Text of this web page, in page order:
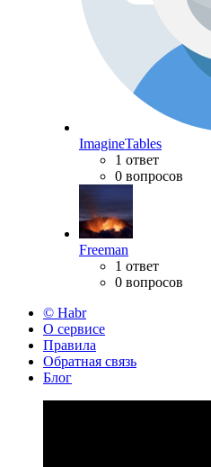
ImagineTables
1 ответ
0 вопросов
Freeman
1 ответ
0 вопросов
© Habr
О сервисе
Правила
Обратная связь
Блог